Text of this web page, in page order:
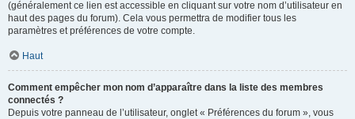
(généralement ce lien est accessible en cliquant sur votre nom d’utilisateur en
haut des pages du forum). Cela vous permettra de modifier tous les
paramètres et préférences de votre compte.
Haut
Comment empêcher mon nom d’apparaître dans la liste des membres
connectés ?
Depuis votre panneau de l’utilisateur, onglet « Préférences du forum », vous